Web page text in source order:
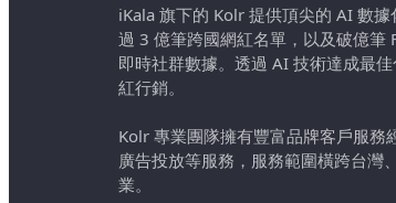
iKala 旗下的 Kolr 提供頂尖的 AI 數
過 3 億筆跨國網紅名單，以及破億筆
即時社群數據。透過 AI 技術達成最
紅行銷。
Kolr 專業團隊擁有豐富品牌客戶服務
廣告投放等服務，服務範圍橫跨台灣
業。